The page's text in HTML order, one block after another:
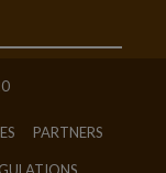
PARTNERS